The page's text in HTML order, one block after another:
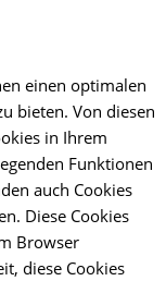
einen optimalen
bieten. Von diesen
in Ihrem
Funktionen
auch Cookies
Diese Cookies
Browser
diese Cookies